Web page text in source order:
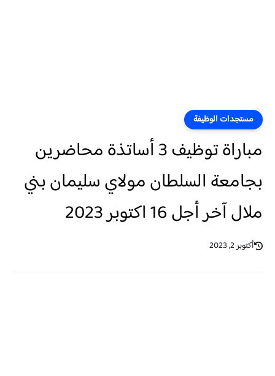
مستجدات الوظيفة
مباراة توظيف 3 أساتذة محاضرين
بجامعة السلطان مولاي سليمان بني
ملال آخر أجل 16 اكتوبر 2023
أكتوبر 2, 2023